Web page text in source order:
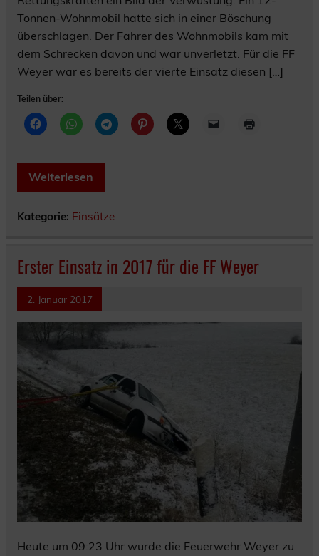
Tonnen-Wohnmobil hatte sich in einer Böschung
überschlagen. Der Fahrer des Wohnmobils kam mit
dem Schrecken davon und war unverletzt. Für die FF
Weyer war es bereits der vierte Einsatz diesen […]
Teilen über:
Weiterlesen
Kategorie: Einsätze
Erster Einsatz in 2017 für die FF Weyer
2. Januar 2017
Heute um 09:23 Uhr wurde die Feuerwehr Weyer zu